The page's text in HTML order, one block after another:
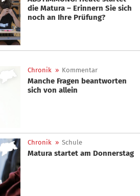
die Matura – Erinnern Sie sich
noch an Ihre Prüfung?
Chronik » Kommentar
Manche Fragen beantworten
sich von allein
Chronik » Schule
Matura startet am Donnerstag